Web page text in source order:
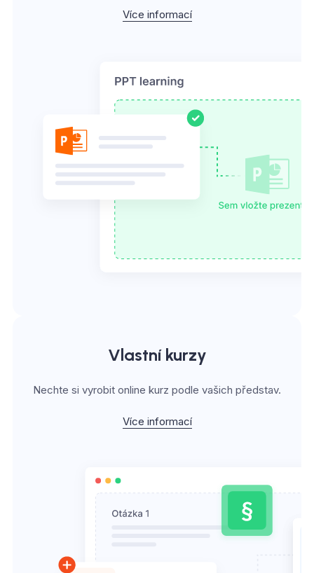
Více informací
Vlastní kurzy
Nechte si vyrobit online kurz podle vašich představ.
Více informací